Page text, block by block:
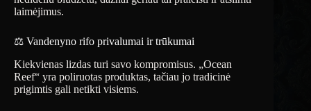
laimėjimus.
⚖️ Vandenyno rifo privalumai ir trūkumai
Kiekvienas lizdas turi savo kompromisus. „Ocean
Reef“ yra poliruotas produktas, tačiau jo tradicinė
prigimtis gali netikti visiems.